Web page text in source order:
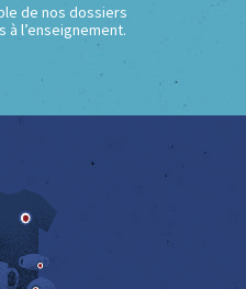
de nos dossiers
l’enseignement.